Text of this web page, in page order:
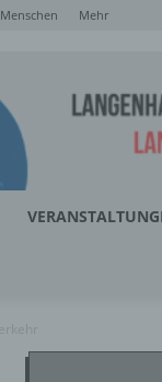
Menschen Mehr